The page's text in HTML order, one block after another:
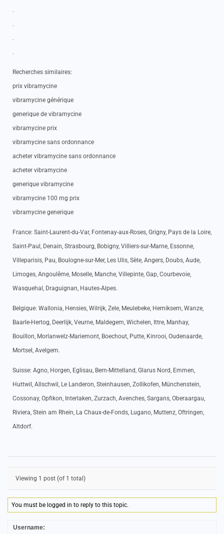
.
.
.
.
Recherches similaires:
prix vibramycine
vibramycine générique
generique de vibramycine
vibramycine prix
vibramycine sans ordonnance
acheter vibramycine sans ordonnance
acheter vibramycine
generique vibramycine
vibramycine 100 mg prix
vibramycine generique
France: Saint-Laurent-du-Var, Fontenay-aux-Roses, Grigny, Pays de la Loire,
Saint-Paul, Denain, Strasbourg, Bobigny, Villiers-sur-Marne, Essonne,
Villeparisis, Pau, Boulogne-sur-Mer, Les Ulis, Sète, Angers, Doubs, Aude,
Limoges, Angoulême, Moselle, Manche, Villepinte, Gap, Courbevoie,
Wasquehal, Draguignan, Hautes-Alpes.
Belgique: Wallonia, Hensies, Wilrijk, Zele, Meulebeke, Hemiksem, Wanze,
Baarle-Hertog, Deerlijk, Veurne, Maldegem, Wichelen, Ittre, Manhay,
Bouillon, Morlanwelz-Mariemont, Boechout, Putte, Kinrooi, Oudenaarde,
Mortsel, Avelgem.
Suisse: Agno, Horgen, Eglisau, Bern-Mittelland, Glarus Nord, Emmen,
Huttwil, Allschwil, Le Landeron, Steinhausen, Zollikofen, Münchenstein,
Cossonay, Opfikon, Interlaken, Zurzach, Avenches, Sargans, Oberaargau,
Riviera, Stein am Rhein, La Chaux-de-Fonds, Lugano, Muttenz, Oftringen,
Altdorf.
Viewing 1 post (of 1 total)
You must be logged in to reply to this topic.
Username: